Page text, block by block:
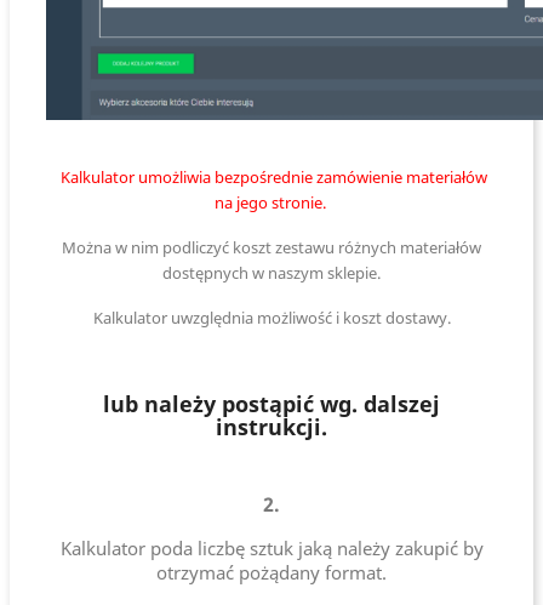
Kalkulator umożliwia bezpośrednie zamówienie materiałów
na jego stronie.
Można w nim podliczyć koszt zestawu różnych materiałów
dostępnych w naszym sklepie.
Kalkulator uwzględnia możliwość i koszt dostawy.
lub należy postąpić wg. dalszej
instrukcji.
2.
Kalkulator poda liczbę sztuk jaką należy zakupić by
otrzymać pożądany format.